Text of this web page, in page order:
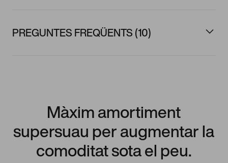
PREGUNTES FREQÜENTS (10)
Màxim amortiment
supersuau per augmentar la
comoditat sota el peu.